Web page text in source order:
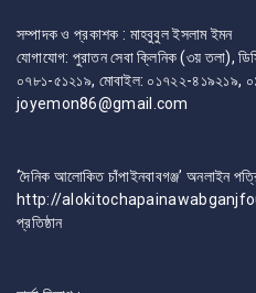
সম্পাদক ও প্রকাশক : মাহবুবুল ইসলাম ইমন
যোগাযোগ: পুরাতন সেবা ক্লিনিক (৩য় তলা),
০৭৮১-৫১২১৯, মোবাইল: ০১৭২২-৪১৯২১৯,
joyemon86@gmail.com
‘দৈনিক আলোকিত চাঁপাইনবাবগঞ্জ’ অনলাইন
http://
প্রতিষ্ঠান